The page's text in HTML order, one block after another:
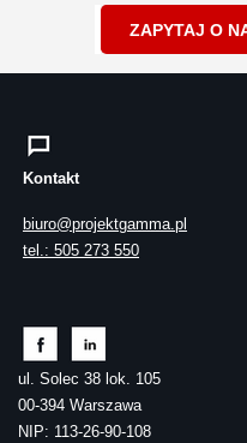
ZAPYTAJ O
Kontakt
biuro@projektgamma.pl
tel.: 505 273 550
ul. Solec 38 lok. 105
00-394 Warszawa
NIP: 113-26-90-108